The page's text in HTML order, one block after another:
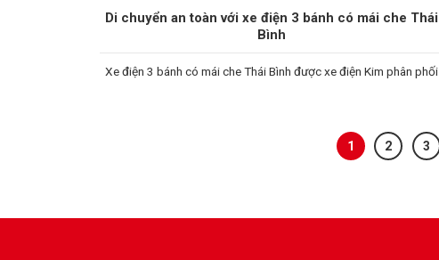
Di chuyển an toàn với xe điện 3 bánh có mái che Thái
Bình
Xe điện 3 bánh có mái che Thái Bình được xe điện Kim phân phối
1 2 3